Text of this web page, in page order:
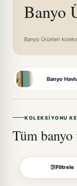
Banyo
Banyo Ürünleri
Banyo
KOLEKSIYONU
Tüm
Filtrele
Sırala